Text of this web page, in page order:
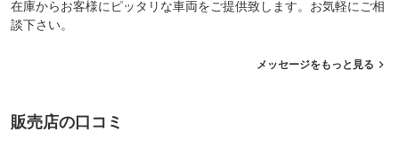
在庫からお客様にピッタリな車両をご提供致します。お気軽にご相
談下さい。
メッセージをもっと見る
販売店の口コミ